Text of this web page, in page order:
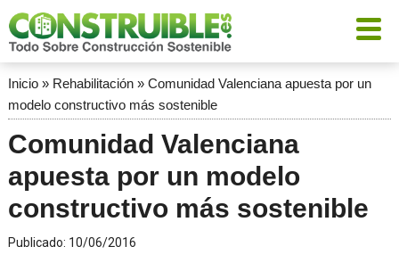
Inicio» Rehabilitación» Comunidad Valenciana apuesta por un
modelo constructivo más sostenible
Comunidad Valenciana
apuesta por un modelo
constructivo más sostenible
Publicado: 10/06/2016